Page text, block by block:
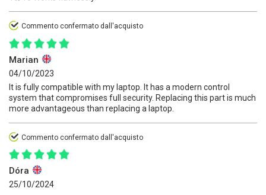
Commento confermato dall'acquisto
Marian
04/10/2023
It is fully compatible with my laptop. It has a modern control
system that compromises full security. Replacing this part is much
more advantageous than replacing a laptop.
Commento confermato dall'acquisto
Dóra
25/10/2024